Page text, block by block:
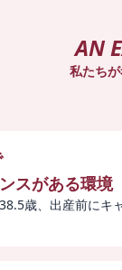
AN
私たち
スがある環境
歳、出産前にキ